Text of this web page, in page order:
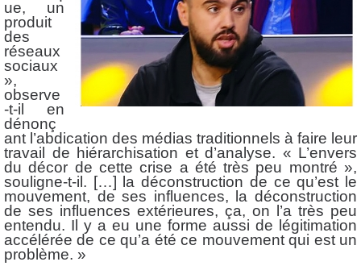
ue, un
produit
des
réseaux
sociaux
»,
observe
-t-il en
dénonç
ant l’abdication des médias traditionnels à faire leur
travail de hiérarchisation et d’analyse. « L’envers
du décor de cette crise a été très peu montré »,
souligne-t-il. […] la déconstruction de ce qu’est le
mouvement, de ses influences, la déconstruction
de ses influences extérieures, ça, on l’a très peu
entendu. Il y a eu une forme aussi de légitimation
accélérée de ce qu’a été ce mouvement qui est un
problème. »